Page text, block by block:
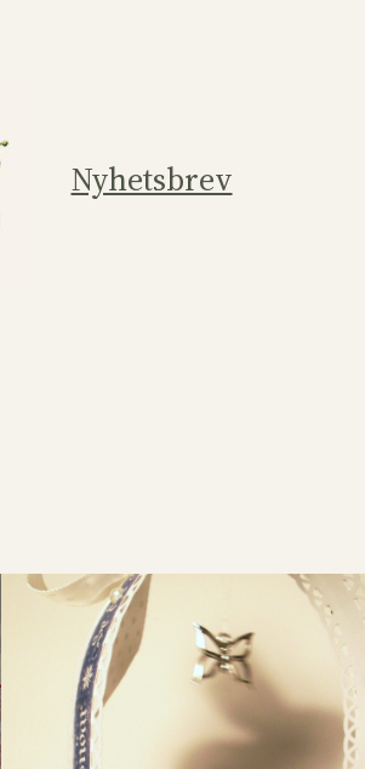
Nyhetsbrev